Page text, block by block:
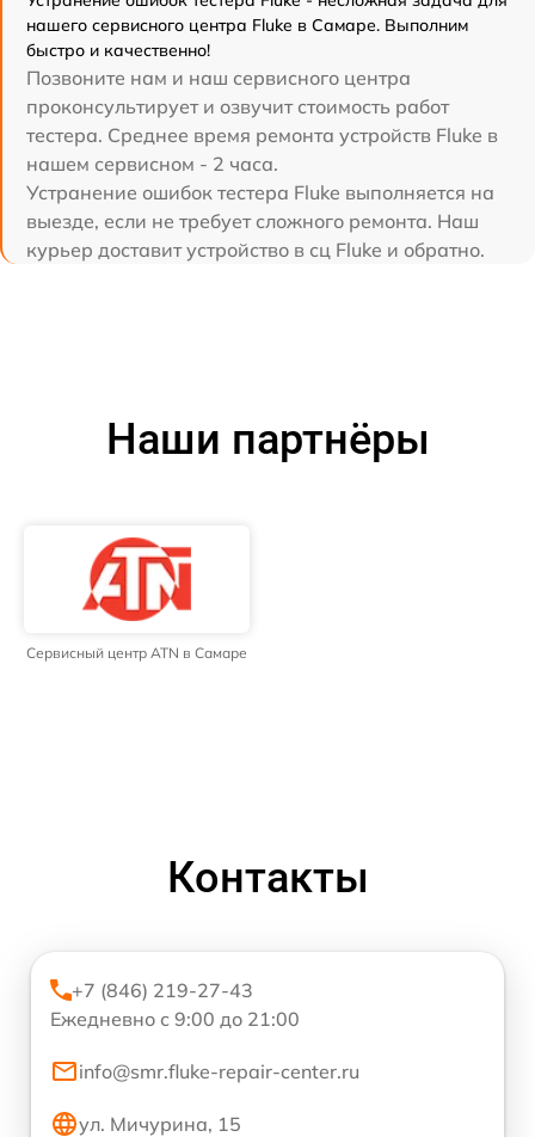
нашего сервисного центра Fluke в Самаре. Выполним
быстро и качественно!
Позвоните нам и наш сервисного центра
проконсультирует и озвучит стоимость работ
тестера. Среднее время ремонта устройств Fluke в
нашем сервисном - 2 часа.
Устранение ошибок тестера Fluke выполняется на
выезде, если не требует сложного ремонта. Наш
курьер доставит устройство в сц Fluke и обратно.
Наши партнёры
Сервисный центр ATN в Самаре
Контакты
+7 (846) 219-27-43
Ежедневно с 9:00 до 21:00
info@smr.fluke-repair-center.ru
ул. Мичурина, 15